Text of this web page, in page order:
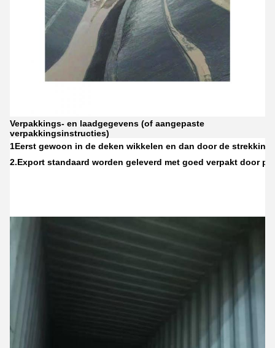
Verpakkings- en laadgegevens (of aangepaste
verpakkingsinstructies)
1Eerst gewoon in de deken wikkelen en dan door de
2.Export standaard worden geleverd met goed verpakt door